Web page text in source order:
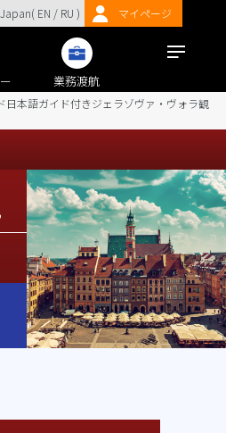
EN / RU ) マイページ
業務渡航
日本語ガイド付きジェラゾヴァ・ヴォラ観